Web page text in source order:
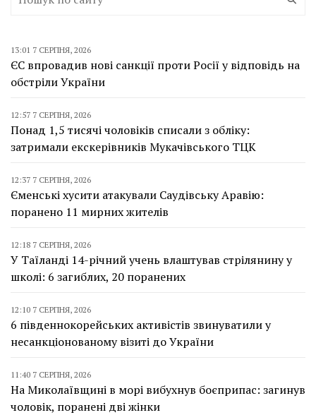
13:01 7 СЕРПНЯ, 2026
ЄС впровадив нові санкції проти Росії у відповідь на
обстріли України
12:57 7 СЕРПНЯ, 2026
Понад 1,5 тисячі чоловіків списали з обліку:
затримали екскерівників Мукачівського ТЦК
12:37 7 СЕРПНЯ, 2026
Єменські хусити атакували Саудівську Аравію:
поранено 11 мирних жителів
12:18 7 СЕРПНЯ, 2026
У Таїланді 14-річний учень влаштував стрілянину у
школі: 6 загиблих, 20 поранених
12:10 7 СЕРПНЯ, 2026
6 південнокорейських активістів звинуватили у
несанкціонованому візиті до України
11:40 7 СЕРПНЯ, 2026
На Миколаївщині в морі вибухнув боєприпас: загинув
чоловік, поранені дві жінки